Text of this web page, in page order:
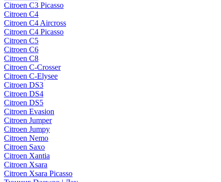
Citroen C3 Picasso
Citroen C4
Citroen C4 Aircross
Citroen C4 Picasso
Citroen C5
Citroen C6
Citroen C8
Citroen C-Crosser
Citroen C-Elysee
Citroen DS3
Citroen DS4
Citroen DS5
Citroen Evasion
Citroen Jumper
Citroen Jumpy
Citroen Nemo
Citroen Saxo
Citroen Xantia
Citroen Xsara
Citroen Xsara Picasso